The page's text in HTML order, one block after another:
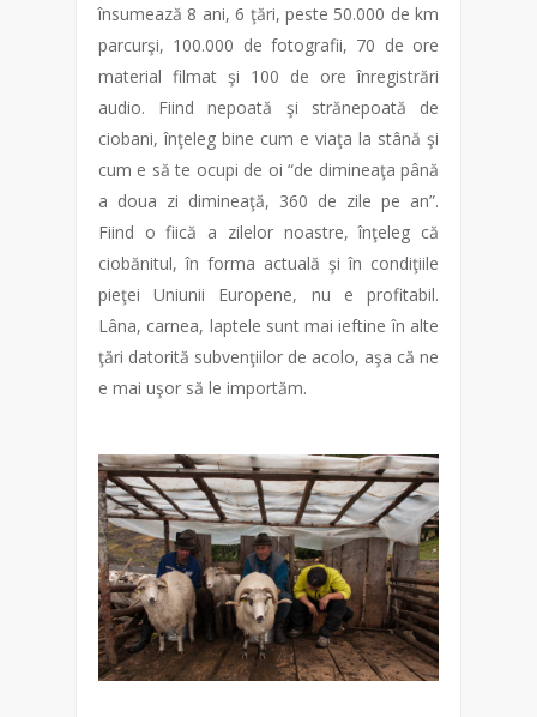
însumează 8 ani, 6 ţări, peste 50.000 de km
parcurşi, 100.000 de fotografii, 70 de ore
material filmat şi 100 de ore înregistrări
audio. Fiind nepoată şi strănepoată de
ciobani, înţeleg bine cum e viaţa la stână şi
cum e să te ocupi de oi “de dimineaţa până
a doua zi dimineaţă, 360 de zile pe an”.
Fiind o fiică a zilelor noastre, înţeleg că
ciobănitul, în forma actuală şi în condiţiile
pieţei Uniunii Europene, nu e profitabil.
Lâna, carnea, laptele sunt mai ieftine în alte
ţări datorită subvenţiilor de acolo, aşa că ne
e mai uşor să le importăm.